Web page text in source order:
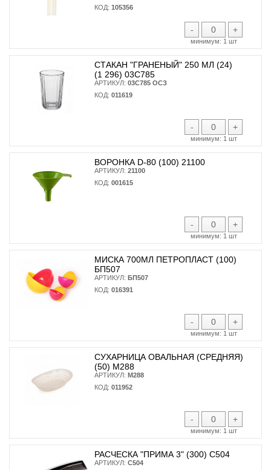
КОД: 105356
- +
минимум: 1 шт
СТАКАН "ГРАНЕНЫЙ" 250 МЛ (24)
(1 296) 03С785
АРТИКУЛ: 03С785 ОСЗ
КОД: 011619
- +
минимум: 1 шт
ВОРОНКА D-80 (100) 21100
АРТИКУЛ: 21100
КОД: 001615
- +
минимум: 1 шт
МИСКА 700МЛ ПЕТРОПЛАСТ (100)
БП507
АРТИКУЛ: БП507
КОД: 016391
- +
минимум: 1 шт
СУХАРНИЦА ОВАЛЬНАЯ (СРЕДНЯЯ)
(50) М288
АРТИКУЛ: М288
КОД: 011952
- +
минимум: 1 шт
РАСЧЕСКА "ПРИМА 3" (300) С504
АРТИКУЛ: С504